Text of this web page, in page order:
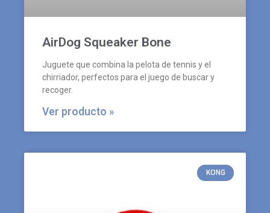
AirDog Squeaker Bone
Juguete que combina la pelota de tennis y el
chirriador, perfectos para el juego de buscar y
recoger.
Ver producto »
KONG